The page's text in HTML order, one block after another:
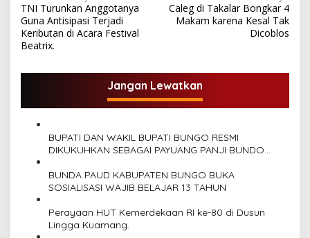
a
v
i
g
s
TNI Turunkan Anggotanya
Guna Antisipasi Terjadi
Keributan di Acara Festival
Beatrix.
Caleg di Takalar Bongkar 4
Makam karena Kesal Tak
Dicoblos
Jangan Lewatkan
BUPATI DAN WAKIL BUPATI BUNGO RESMI
DIKUKUHKAN SEBAGAI PAYUANG PANJI BUNDO
BUNDA PAUD KABUPATEN BUNGO BUKA
SOSIALISASI WAJIB BELAJAR 13 TAHUN
Perayaan HUT Kemerdekaan RI ke-80 di Dusun
Lingga Kuamang.